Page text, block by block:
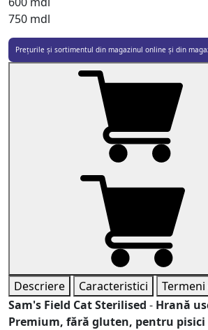
750 mdl
Prețurile și sortimentul din magazinul online și din
Descriere Caracteristici
Sam's Field Cat Sterilised - Hrană
Premium, fără gluten, pentru